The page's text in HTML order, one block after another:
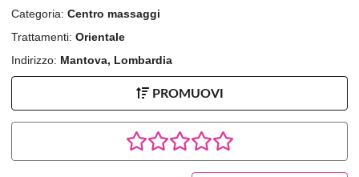
Categoria: Centro massaggi
Trattamenti: Orientale
Indirizzo: Mantova, Lombardia
PROMUOVI